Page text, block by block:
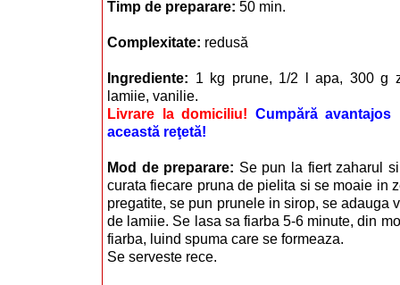
Timp de preparare: 50 min.
Complexitate: redusă
Ingrediente: 1 kg prune, 1/2 l apa, 300 g
lamiie, vanilie.
Livrare la domiciliu! Cumpără avantajos
această reţetă!
Mod de preparare: Se pun la fiert zaharul
curata fiecare pruna de pielita si se moaie in
pregatite, se pun prunele in sirop, se adauga
de lamiie. Se lasa sa fiarba 5-6 minute, din
fiarba, luind spuma care se formeaza.
Se serveste rece.